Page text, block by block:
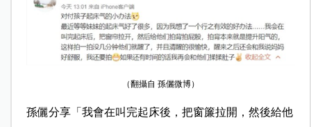
（翻攝自 孫儷微博）
孫儷分享「我會在叫完起床後，把窗簾拉開，然後給他